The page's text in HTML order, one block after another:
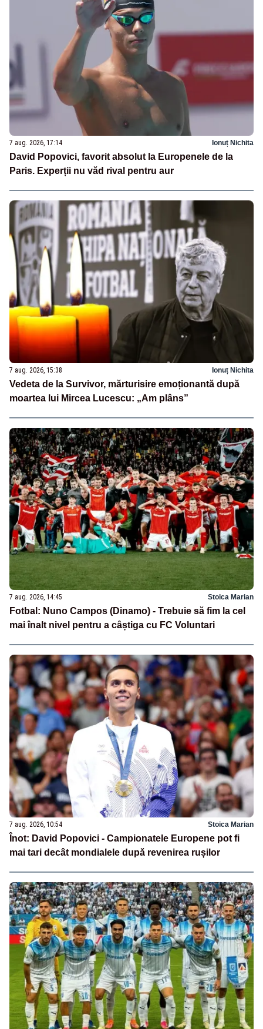
7 aug. 2026, 17:14 Ionuț Nichita
David Popovici, favorit absolut la Europenele de la
Paris. Experții nu văd rival pentru aur
7 aug. 2026, 15:38 Ionuț Nichita
Vedeta de la Survivor, mărturisire emoționantă după
moartea lui Mircea Lucescu: „Am plâns”
7 aug. 2026, 14:45 Stoica Marian
Fotbal: Nuno Campos (Dinamo) - Trebuie să fim la cel
mai înalt nivel pentru a câștiga cu FC Voluntari
7 aug. 2026, 10:54 Stoica Marian
Înot: David Popovici - Campionatele Europene pot fi
mai tari decât mondialele după revenirea rușilor